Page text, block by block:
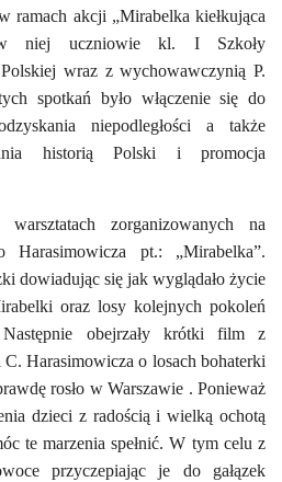
ramach akcji „Mirabelka kiełkująca
w niej uczniowie kl. I Szkoły
wraz z wychowawczynią P.
spotkań było włączenie się do
niepodległości a także
historią Polski i promocja
zorganizowanych na
Harasimowicza pt.: „Mirabelka”.
dowiadując się jak wyglądało życie
oraz losy kolejnych pokoleń
Następnie obejrzały krótki film z
Harasimowicza o losach bohaterki
rosło w Warszawie . Ponieważ
dzieci z radością i wielką ochotą
te marzenia spełnić. W tym celu z
przyczepiając je do gałązek